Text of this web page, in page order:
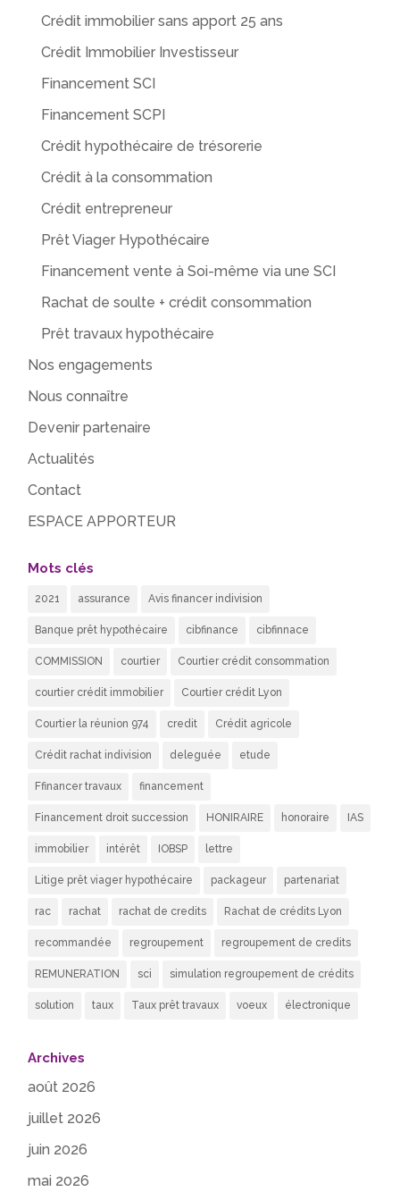
Crédit immobilier sans apport 25 ans
Crédit Immobilier Investisseur
Financement SCI
Financement SCPI
Crédit hypothécaire de trésorerie
Crédit à la consommation
Crédit entrepreneur
Prêt Viager Hypothécaire
Financement vente à Soi-même via une SCI
Rachat de soulte + crédit consommation
Prêt travaux hypothécaire
Nos engagements
Nous connaître
Devenir partenaire
Actualités
Contact
ESPACE APPORTEUR
Mots clés
2021 assurance Avis financer indivision
Banque prêt hypothécaire cibfinance cibfinnace
COMMISSION courtier Courtier crédit consommation
courtier crédit immobilier Courtier crédit Lyon
Courtier la réunion 974 credit Crédit agricole
Crédit rachat indivision deleguée etude
Ffinancer travaux financement
Financement droit succession HONIRAIRE honoraire IAS
immobilier intérêt IOBSP lettre
Litige prêt viager hypothécaire packageur partenariat
rac rachat rachat de credits Rachat de crédits Lyon
recommandée regroupement regroupement de credits
REMUNERATION sci simulation regroupement de crédits
solution taux Taux prêt travaux voeux électronique
Archives
août 2026
juillet 2026
juin 2026
mai 2026